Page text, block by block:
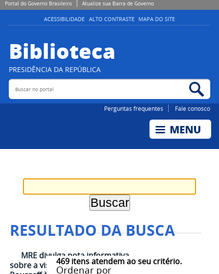
Portal do Governo Brasileiro Atualize sua Barra de Governo
ACESSIBILIDADE ALTO CONTRASTE MAPA DO SITE
Biblioteca
PRESIDÊNCIA DA REPÚBLICA
Buscar no portal
Perguntas frequentes Fale conosco
RESULTADO DA BUSCA
469itens atendem ao seu critério.
Ordenar por
MRE divulga nota informativa
sobre a visita da presidenta Dilma